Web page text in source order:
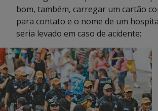
bom, também, carregar um cartão
para contato e o nome de um
seria levado em caso de acidente;